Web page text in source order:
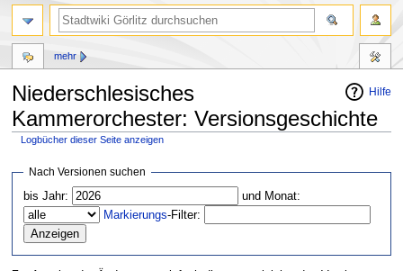
Hilfe
Niederschlesisches
Kammerorchester: Versionsgeschichte
Logbücher dieser Seite anzeigen
springen
springen
Nach Versionen suchen
bis Jahr:
und Monat:
Markierungs-Filter:
mehr